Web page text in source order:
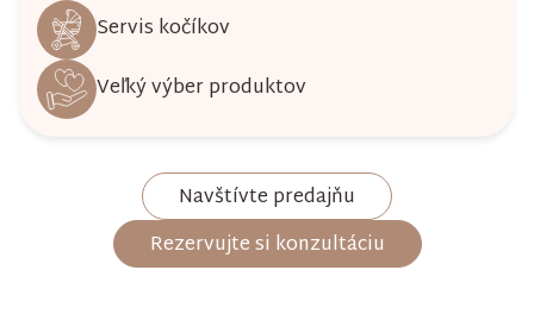
Servis kočíkov
Veľký výber produktov
Navštívte predajňu
Rezervujte si konzultáciu